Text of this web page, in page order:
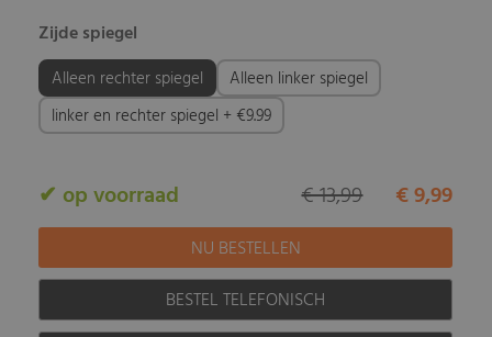
Zijde spiegel
Alleen rechter spiegel
Alleen linker spiegel
linker en rechter spiegel + €9.99
✔ op voorraad € 9,99
€ 13,99
BESTEL TELEFONISCH